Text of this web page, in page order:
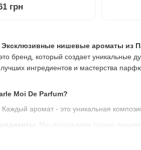
Эксклюзивные нишевые ароматы из
бренд, который создает уникальные
ингредиентов и мастерства
Moi De Parfum?
Каждый аромат - это уникальная
: Мы используем только
грн